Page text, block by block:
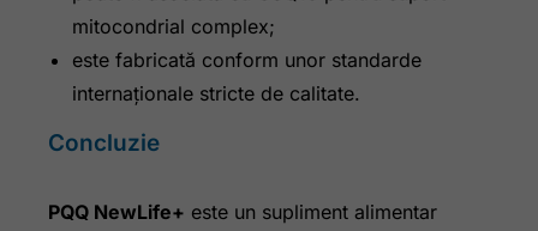
mitocondrial complex;
este fabricată conform unor standarde
internaționale stricte de calitate.
Concluzie
PQQ NewLife+ este un supliment alimentar